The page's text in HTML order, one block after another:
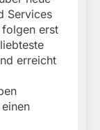
Services
erst
erreicht